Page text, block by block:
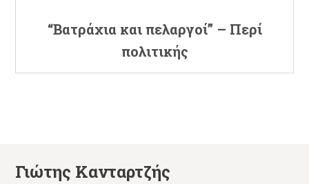
“Βατράχια και πελαργοί” – Περί
πολιτικής
Γιώτης Κανταρτζής